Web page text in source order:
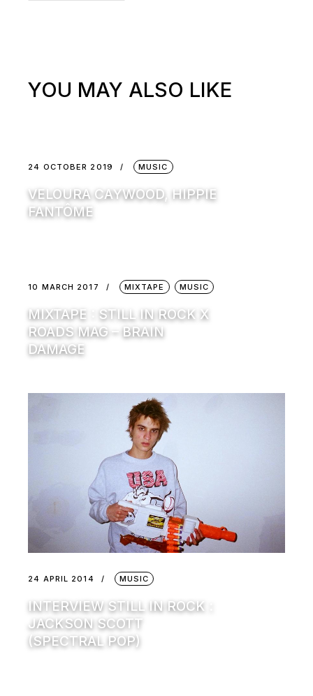
YOU MAY ALSO LIKE
24 OCTOBER 2019 MUSIC
VELOURA CAYWOOD, HIPPIE
FANTÔME
10 MARCH 2017 MIXTAPE MUSIC
MIXTAPE : STILL IN ROCK X
ROADS MAG – BRAIN
DAMAGE
24 APRIL 2014 MUSIC
INTERVIEW STILL IN ROCK :
JACKSON SCOTT
(SPECTRAL POP)